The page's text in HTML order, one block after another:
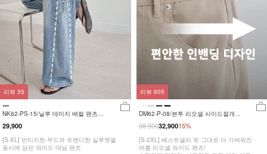
NK62-PS-15/닐루 데미지 배럴 팬츠
_HR
29,900
[S-XL] 빈티지한 무드와 트렌디한 실루엣을
동시에 담은 와이드 데님 팬츠
리뷰 35
DM62-P-08/븐투 리오셀 사이드절개팬
츠_YN
15%
38,90032,900
[S-2XL] 베스트셀러 핏 그대로 더 가벼워진
여름 리오셀 와이드 팬츠!
리뷰 605